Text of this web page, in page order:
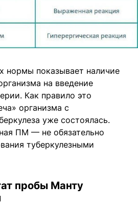
нормы показывает наличие
на введение
Как правило это
организма с
уже состоялась.
ПМ — не обязательно
туберкулезными
пробы Манту